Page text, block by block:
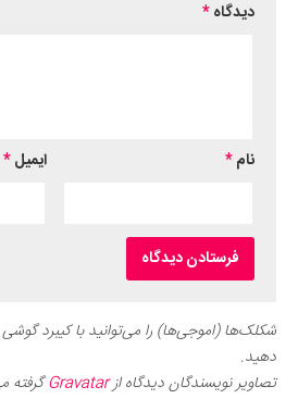
دیدگاه*
نام* ایمیل*
شکلک‌ها (اموجی‌ها) را می‌توانید با کیبرد گوشی
دهید.
تصاویر نویسندگان دیدگاه ازGravatarگرفته